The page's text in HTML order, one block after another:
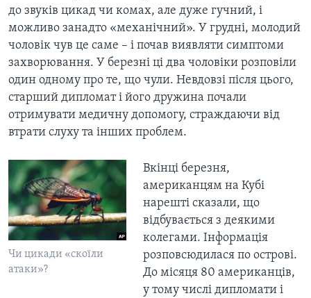
до звуків цикад чи комах, але дуже гучний, і
можливо занадто «механічний». У грудні, молодий
чоловік чув це саме – і почав виявляти симптоми
захворювання. У березні ці два чоловіки розповіли
один одному про те, що чули. Невдовзі після цього,
старший дипломат і його дружина почали
отримувати медичну допомогу, страждаючи від
втрати слуху та інших проблем.
Чи цикади «скоїли
атаки»?
Вкінці березня,
американцям на Кубі
нарешті сказали, що
відбувається з деякими
колегами. Інформація
розповсюдилася по острові.
До місяця 80 американців,
у тому числі дипломати і